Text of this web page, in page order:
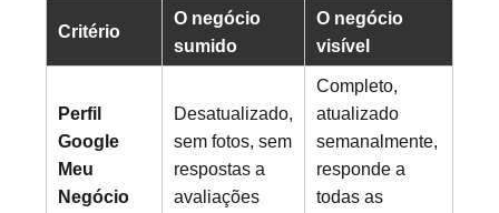
Critério
O negócio
sumido
O negócio
visível
Perfil
Google
Meu
Negócio
Desatualizado,
sem fotos, sem
respostas a
avaliações
Completo,
atualizado
semanalmente,
responde a
todas as